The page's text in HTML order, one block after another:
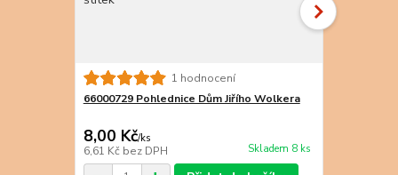
1 hodnocení
66000729 Pohlednice Dům Jiřího Wolkera
8,00 Kč/ks
6,61 Kč bez DPH Skladem 8 ks